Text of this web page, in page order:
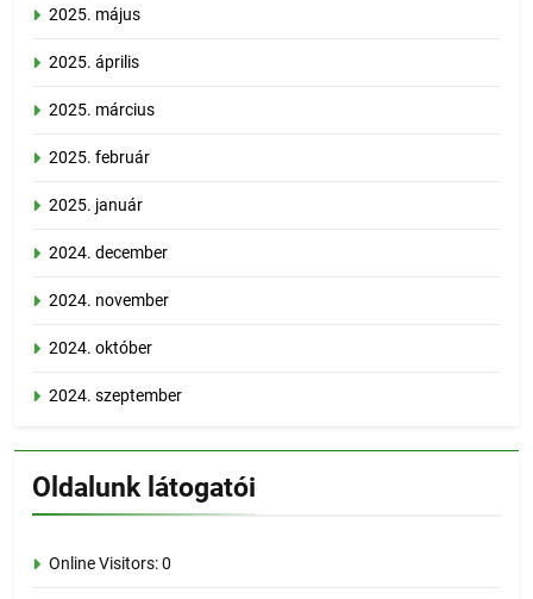
2025. május
2025. április
2025. március
2025. február
2025. január
2024. december
2024. november
2024. október
2024. szeptember
Oldalunk látogatói
Online Visitors:0